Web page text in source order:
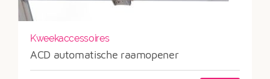
Kweekaccessoires
ACD automatische raamopener